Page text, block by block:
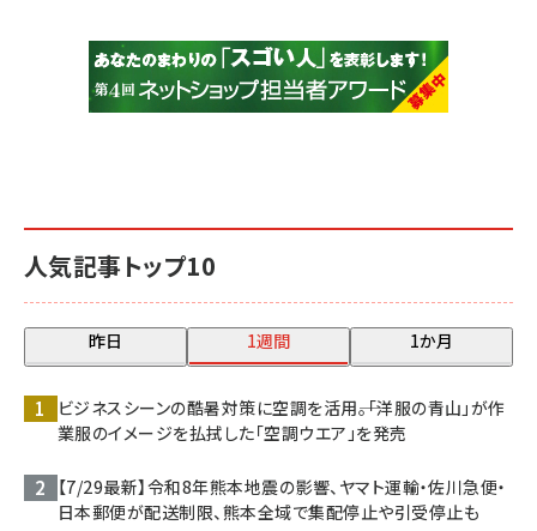
人気記事トップ10
昨日 1週間 1か月
ビジネスシーンの酷暑対策に空調を活用――。「洋服の青山」が作
業服のイメージを払拭した「空調ウエア」を発売
【7/29最新】令和8年熊本地震の影響、ヤマト運輸・佐川急便・
日本郵便が配送制限、熊本全域で集配停止や引受停止も